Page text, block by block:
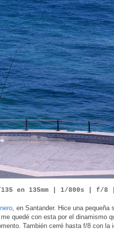
135 en 135mm | 1/800s | f/8
, en Santander. Hice una
quedé con esta por el dinamismo
También cerré hasta f/8 con la